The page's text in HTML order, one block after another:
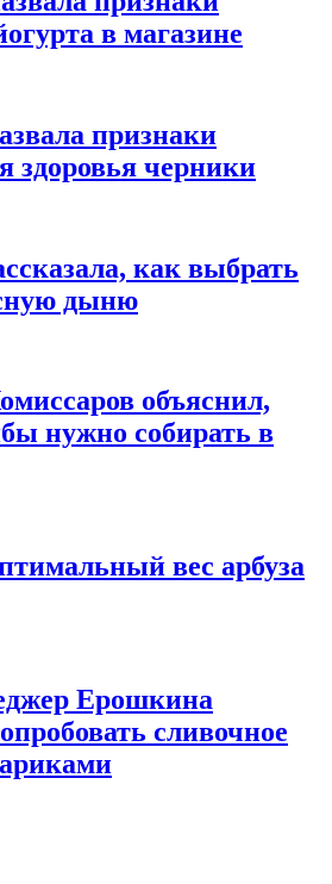
в магазине
признаки
здоровья черники
как выбрать
дыню
объяснил,
нужно собирать в
вес арбуза
Ерошкина
сливочное